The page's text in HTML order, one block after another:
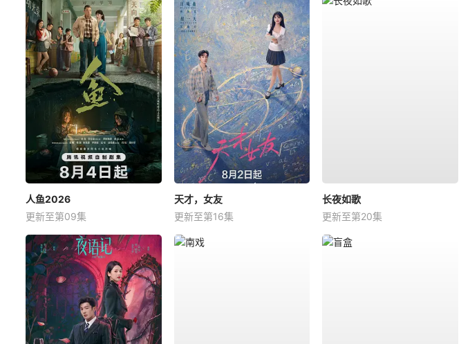
人鱼2026
更新至第09集
天才，女友
更新至第16集
长夜如歌
更新至第20集